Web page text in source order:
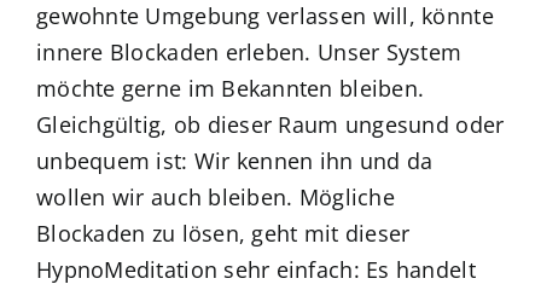
Schreibmentoring – Masterclass
Blog
zum Buchhandel
gewohnte Umgebung verlassen will, könnte
innere Blockaden erleben. Unser System
möchte gerne im Bekannten bleiben.
Gleichgültig, ob dieser Raum ungesund oder
unbequem ist: Wir kennen ihn und da
wollen wir auch bleiben. Mögliche
Blockaden zu lösen, geht mit dieser
HypnoMeditation sehr einfach: Es handelt